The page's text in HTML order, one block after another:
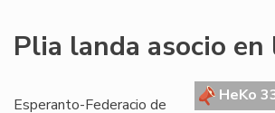
Plia landa asocio
HeKo
Esperanto-Federacio de